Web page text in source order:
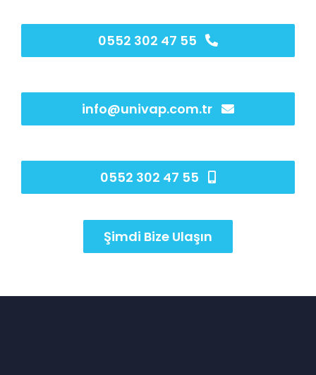
0552 302 47 55
info@univap.com.tr
0552 302 47 55
Şimdi Bize Ulaşın